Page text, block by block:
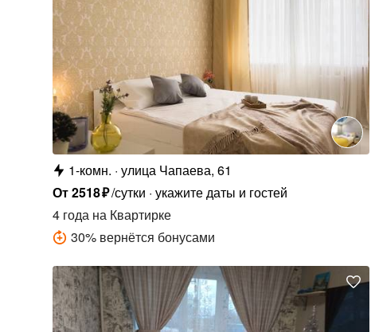
1-комн. улица Чапаева, 61
От2518₽/сутки укажите даты и гостей
4 годана Квартирке
30% вернётся бонусами